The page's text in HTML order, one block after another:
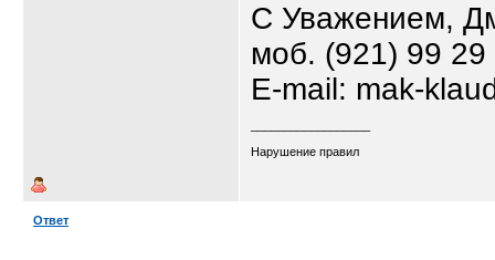
С Уважением,
моб. (921) 99 29
E-mail: mak-
Нарушение правил
Ответ